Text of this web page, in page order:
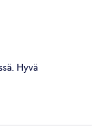
Hyvä